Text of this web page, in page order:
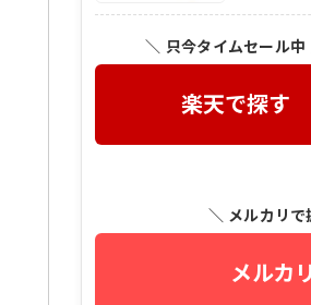
＼ 只今タイムセール中
楽天で探す
＼ メルカリ
メルカ